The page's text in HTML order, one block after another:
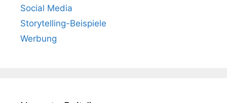
Social Media
Storytelling-Beispiele
Werbung